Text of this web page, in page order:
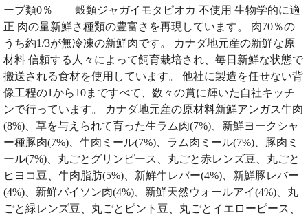
ーブ類0％ 穀類ジャガイモタピオカ 不使用 生物学的に適
正 肉の量新鮮さ種類の豊富さを再現しています。 肉70％の
うち約1/3が無冷凍の新鮮肉です。 カナダ地元産の新鮮な原
材料 信頼する人々によって飼育栽培され、毎日新鮮な状態で
搬送される食材を使用しています。 他社に製造を任せない背
像工程の1から10まですべて、数々の賞に輝いた自社キッチ
ンで行っています。 カナダ地元産の原材料新鮮アンガス牛肉
(8%)、草を与えられて育った生ラム肉(7%)、新鮮ヨークシャ
ー種豚肉(7%)、牛肉ミール(7%)、ラム肉ミール(7%)、豚肉ミ
ール(7%)、丸ごとグリンピース、丸ごと赤レンズ豆、丸ごと
ヒヨコ豆、牛肉脂肪(5%)、新鮮牛レバー(4%)、新鮮豚レバー
(4%)、新鮮バイソン肉(4%)、新鮮天然ウォールアイ(4%)、丸
ごと緑レンズ豆、丸ごとピント豆、丸ごとイエローピース、